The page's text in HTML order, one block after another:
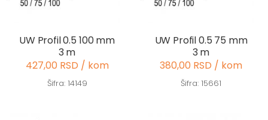
UW Profil 0.5 100 mm
3 m
427,00 RSD / kom
Šifra: 14149
UW Profil 0.5 75 mm
3 m
380,00 RSD / kom
Šifra: 15661